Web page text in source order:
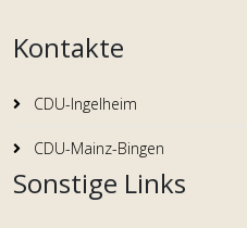
Kontakte
CDU-Ingelheim
CDU-Mainz-Bingen
Sonstige Links